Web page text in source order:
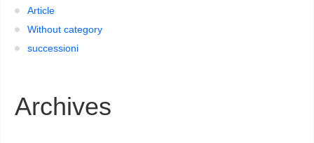
Article
Without category
successioni
Archives